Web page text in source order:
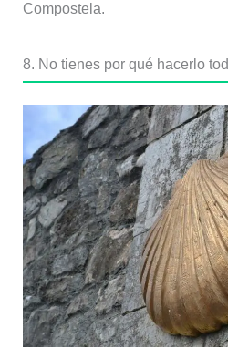
Compostela.
8. No tienes por qué hacerlo